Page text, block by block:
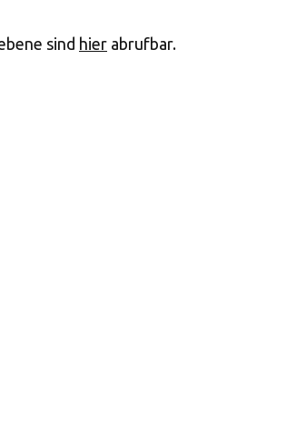
sind hier abrufbar.